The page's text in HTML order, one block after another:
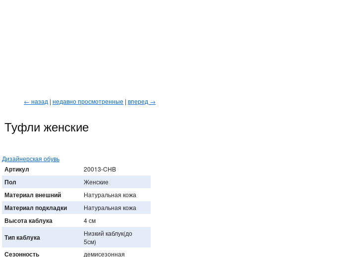
← назад | недавно просмотренные | вперед →
Туфли женские
Дизайнерская обувь
Артикул 20013-CHB
Пол Женские
Материал внешний Натуральная кожа
Материал подкладки Натуральная кожа
Высота каблука 4 см
Тип каблука
Низкий каблук(до
5см)
Сезонность демисезонная